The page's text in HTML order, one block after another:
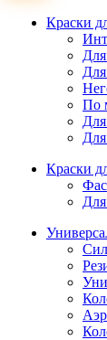
Краски
По
Краски